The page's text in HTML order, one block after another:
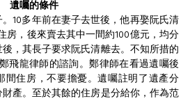
遺囑的條件
10多年前在妻子去世後，他再娶阮氏清
房，後來賣去其中一間約100億元，均分
，其長子要求阮氏清離去。不知所措的
飛龍律師的諮詢。鄭律師在看過遺囑後
間住房，不要擔憂。遺囑註明了遺產分
產。至於其餘的住房是分給你，作為范